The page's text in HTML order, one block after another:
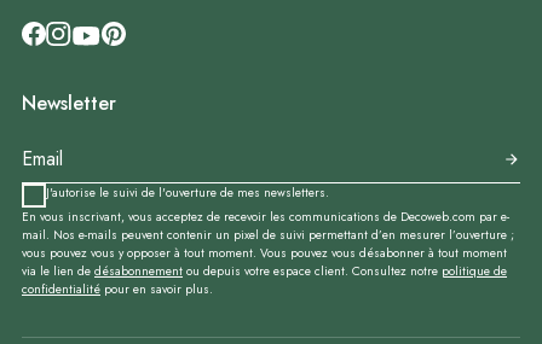
Newsletter
J'autorise le suivi de l'ouverture de mes newsletters.
En vous inscrivant, vous acceptez de recevoir les communications de Decoweb.com par e-
mail. Nos e-mails peuvent contenir un pixel de suivi permettant d’en mesurer l’ouverture ;
vous pouvez vous y opposer à tout moment. Vous pouvez vous désabonner à tout moment
via le lien de désabonnement ou depuis votre espace client. Consultez notre politique de
confidentialité pour en savoir plus.